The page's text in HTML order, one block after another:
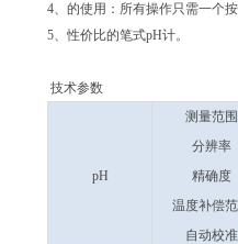
4、的使用：所有操作只需一个按
5、性价比的笔式pH计。
技术参数
pH
测量范围
分辨率
精确度
温度补偿
自动校准